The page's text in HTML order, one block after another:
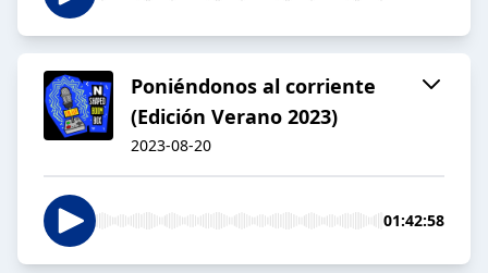
Poniéndonos al corriente
(Edición Verano 2023)
2023-08-20
01:42:58